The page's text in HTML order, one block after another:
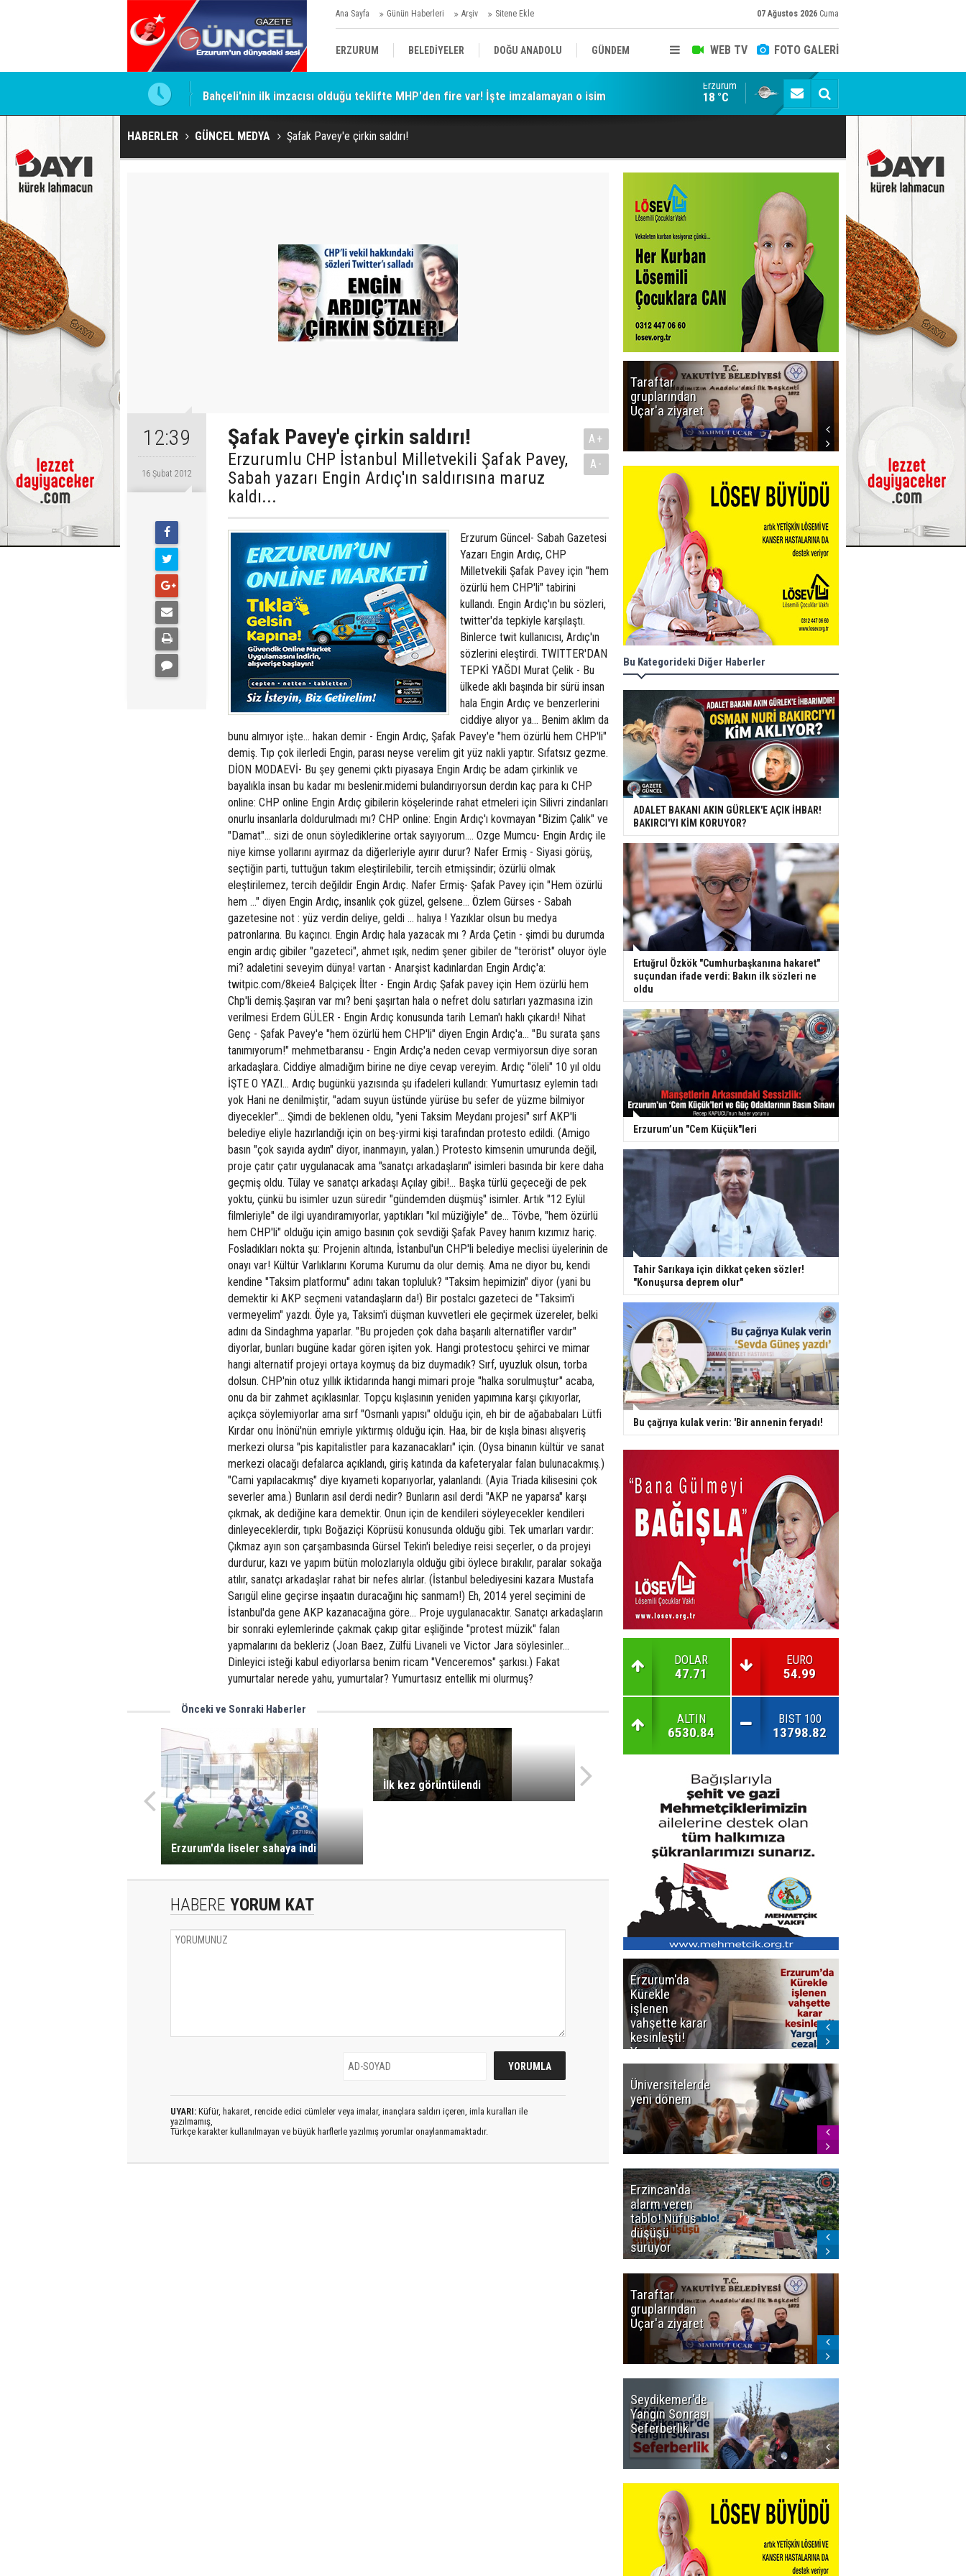
Ana Sayfa Günün Haberleri Arşiv Sitene Ekle 07 Ağustos 2026 Cuma
WEB TV FOTO GALERİ
ERZURUM BELEDİYELER DOĞU ANADOLU GÜNDEM
SİYASET AFAD/ SAVAŞ SPOR
KÜLTÜR/SANAT//MAĞAZİN
Bahçeli'nin ilk imzacısı olduğu teklifte MHP'den fire var! İşte imzalamayan o isim Siyaset-Sermaye Çizgisinde Haklılığın Resmi:
Erzurum
18 °C
HABERLER GÜNCEL MEDYA Şafak Pavey'e çirkin saldırı!
12:39
16 Şubat 2012
Şafak Pavey'e çirkin saldırı!
Erzurumlu CHP İstanbul Milletvekili Şafak Pavey,
Sabah yazarı Engin Ardıç'ın saldırısına maruz
kaldı...
A+
A-
Erzurum Güncel- Sabah Gazetesi
Yazarı Engin Ardıç, CHP
Milletvekili Şafak Pavey için "hem
özürlü hem CHP'li" tabirini
kullandı. Engin Ardıç'ın bu sözleri,
twitter'da tepkiyle karşılaştı.
Binlerce twit kullanıcısı, Ardıç'ın
sözlerini eleştirdi. TWITTER'DAN
TEPKİ YAĞDI Murat Çelik - Bu
ülkede aklı başında bir sürü insan
hala Engin Ardıç ve benzerlerini
ciddiye alıyor ya... Benim aklım da
bunu almıyor işte... hakan demir - Engin Ardıç, Şafak Pavey'e "hem özürlü hem CHP'li"
demiş. Tıp çok ilerledi Engin, parası neyse verelim git yüz nakli yaptır. Sıfatsız gezme.
DİON MODAEVİ- Bu şey genemi çıktı piyasaya Engin Ardıç be adam çirkinlik ve
bayalıkla insan bu kadar mı beslenir.midemi bulandırıyorsun derdın kaç para kı CHP
online: CHP online Engin Ardıç gibilerin köşelerinde rahat etmeleri için Silivri zindanları
onurlu insanlarla doldurulmadı mı? CHP online: Engin Ardıç'ı kovmayan "Bizim Çalık" ve
"Damat"... sizi de onun söylediklerine ortak sayıyorum.... Ozge Mumcu- Engin Ardıç ile
niye kimse yollarını ayırmaz da diğerleriyle ayırır durur? Nafer Ermiş - Siyasi görüş,
seçtiğin parti, tuttuğun takım eleştirilebilir, tercih etmişsindir; özürlü olmak
eleştirilemez, tercih değildir Engin Ardıç. Nafer Ermiş- Şafak Pavey için "Hem özürlü
hem ..." diyen Engin Ardıç, insanlık çok güzel, gelsene... Özlem Gürses - Sabah
gazetesine not : yüz verdin deliye, geldi ... halıya ! Yazıklar olsun bu medya
patronlarına. Bu kaçıncı. Engin Ardıç hala yazacak mı ? Arda Çetin - şimdi bu durumda
engin ardıç gibiler "gazeteci", ahmet ışık, nedim şener gibiler de "terörist" oluyor öyle
mi? adaletini seveyim dünya! vartan - Anarşist kadınlardan Engin Ardıç'a:
twitpic.com/8keie4 Balçiçek İlter - Engin Ardıç Şafak pavey için Hem özürlü hem
Chp'li demiş.Şaşıran var mı? beni şaşırtan hala o nefret dolu satırları yazmasına izin
verilmesi Erdem GÜLER - Engin Ardıç konusunda tarih Leman'ı haklı çıkardı! Nihat
Genç - Şafak Pavey'e "hem özürlü hem CHP'li" diyen Engin Ardıç'a... "Bu surata şans
tanımıyorum!" mehmetbaransu - Engin Ardıç'a neden cevap vermiyorsun diye soran
arkadaşlara. Ciddiye almadığım birine ne diye cevap vereyim. Ardıç "öleli" 10 yıl oldu
İŞTE O YAZI... Ardıç bugünkü yazısında şu ifadeleri kullandı: Yumurtasız eylemin tadı
yok Hani ne denilmiştir, "adam suyun üstünde yürüse bu sefer de yüzme bilmiyor
diyecekler"... Şimdi de beklenen oldu, "yeni Taksim Meydanı projesi" sırf AKP'li
belediye eliyle hazırlandığı için on beş-yirmi kişi tarafından protesto edildi. (Amigo
basın "çok sayıda aydın" diyor, inanmayın, yalan.) Protesto kimsenin umurunda değil,
proje çatır çatır uygulanacak ama "sanatçı arkadaşların" isimleri basında bir kere daha
geçmiş oldu. Tülay ve sanatçı arkadaşı Açılay gibi!... Başka türlü geçeceği de pek
yoktu, çünkü bu isimler uzun süredir "gündemden düşmüş" isimler. Artık "12 Eylül
filmleriyle" de ilgi uyandıramıyorlar, yaptıkları "kıl müziğiyle" de... Tövbe, "hem özürlü
hem CHP'li" olduğu için amigo basının çok sevdiği Şafak Pavey hanım kızımız hariç.
Fosladıkları nokta şu: Projenin altında, İstanbul'un CHP'li belediye meclisi üyelerinin de
onayı var! Kültür Varlıklarını Koruma Kurumu da olur demiş. Ama ne diyor bu, kendi
kendine "Taksim platformu" adını takan topluluk? "Taksim hepimizin" diyor (yani bu
demektir ki AKP seçmeni vatandaşların da!) Bir postalcı gazeteci de "Taksim'i
vermeyelim" yazdı. Öyle ya, Taksim'i düşman kuvvetleri ele geçirmek üzereler, belki
adını da Sindaghma yaparlar. "Bu projeden çok daha başarılı alternatifler vardır"
diyorlar, bunları bugüne kadar gören işiten yok. Hangi protestocu şehirci ve mimar
hangi alternatif projeyi ortaya koymuş da biz duymadık? Sırf, uyuzluk olsun, torba
dolsun. CHP'nin otuz yıllık iktidarında hangi mimari proje "halka sorulmuştur" acaba,
onu da bir zahmet açıklasınlar. Topçu kışlasının yeniden yapımına karşı çıkıyorlar,
açıkça söylemiyorlar ama sırf "Osmanlı yapısı" olduğu için, eh bir de ağababaları Lütfi
Kırdar onu İnönü'nün emriyle yıktırmış olduğu için. Haa, bir de kışla binası alışveriş
merkezi olursa "pis kapitalistler para kazanacakları" için. (Oysa binanın kültür ve sanat
merkezi olacağı defalarca açıklandı, giriş katında da kafeteryalar falan bulunacakmış.)
"Cami yapılacakmış" diye kıyameti koparıyorlar, yalanlandı. (Ayia Triada kilisesini çok
severler ama.) Bunların asıl derdi nedir? Bunların asıl derdi "AKP ne yaparsa" karşı
çıkmak, ak dediğine kara demektir. Onun için de kendileri söyleyecekler kendileri
dinleyeceklerdir, tıpkı Boğaziçi Köprüsü konusunda olduğu gibi. Tek umarları vardır:
Çıkmaz ayın son çarşambasında Gürsel Tekin'i belediye reisi seçerler, o da projeyi
durdurur, kazı ve yapım bütün molozlarıyla olduğu gibi öylece bırakılır, paralar sokağa
atılır, sanatçı arkadaşlar rahat bir nefes alırlar. (İstanbul belediyesini kazara Mustafa
Sarıgül eline geçirse inşaatın duracağını hiç sanmam!) Eh, 2014 yerel seçimini de
İstanbul'da gene AKP kazanacağına göre... Proje uygulanacaktır. Sanatçı arkadaşların
bir sonraki eylemlerinde çakmak çakıp gitar eşliğinde "protest müzik" falan
yapmalarını da bekleriz (Joan Baez, Zülfü Livaneli ve Victor Jara söylesinler...
Dinleyici isteği kabul ediyorlarsa benim ricam "Venceremos" şarkısı.) Fakat
yumurtalar nerede yahu, yumurtalar? Yumurtasız entellik mi olurmuş?
Önceki ve Sonraki Haberler
Erzurum'da liseler sahaya indi
İlk kez görüntülendi
HABERE YORUM KAT
UYARI: Küfür, hakaret, rencide edici cümleler veya imalar, inançlara saldırı içeren, imla kuralları ile
yazılmamış,
Türkçe karakter kullanılmayan ve büyük harflerle yazılmış yorumlar onaylanmamaktadır.
Taraftar
gruplarından
Uçar'a ziyaret
başlıyor! İlk
düdük Bolu'da
çalacak
Bu Kategorideki Diğer Haberler
ADALET BAKANI AKIN GÜRLEK'E AÇIK İHBAR!
BAKIRCI'YI KİM KORUYOR?
Ertuğrul Özkök "Cumhurbaşkanına hakaret"
suçundan ifade verdi: Bakın ilk sözleri ne
oldu
Erzurum’un "Cem Küçük"leri
Tahir Sarıkaya için dikkat çeken sözler!
"Konuşursa deprem olur"
Bu çağrıya kulak verin: 'Bir annenin feryadı!
DOLAR
47.71
EURO
54.99
ALTIN
6530.84
BIST 100
13798.82
Erzurum'da
Kürekle
işlenen
vahşette karar
kesinleşti!
Yargıtay
cezaları onadı
Üniversitelerde
yeni dönem
Erzincan'da
alarm veren
tablo! Nüfus
düşüşü
sürüyor
Taraftar
gruplarından
Uçar'a ziyaret
Seydikemer'de
Yangın Sonrası
Seferberlik